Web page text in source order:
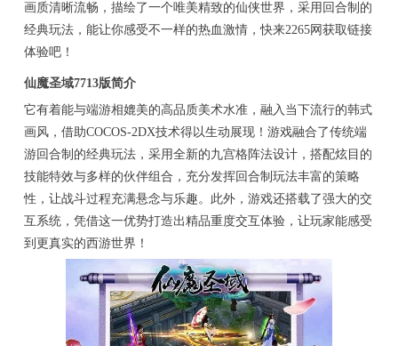
画质清晰流畅，描绘了一个唯美精致的仙侠世界，采用回合制的
经典玩法，能让你感受不一样的热血激情，快来2265网获取链接
体验吧！
仙魔圣域7713版简介
它有着能与端游相媲美的高品质美术水准，融入当下流行的韩式
画风，借助COCOS-2DX技术得以生动展现！游戏融合了传统端
游回合制的经典玩法，采用全新的九宫格阵法设计，搭配炫目的
技能特效与多样的伙伴组合，充分发挥回合制玩法丰富的策略
性，让战斗过程充满悬念与乐趣。此外，游戏还搭载了强大的交
互系统，凭借这一优势打造出精品重度交互体验，让玩家能感受
到更真实的西游世界！